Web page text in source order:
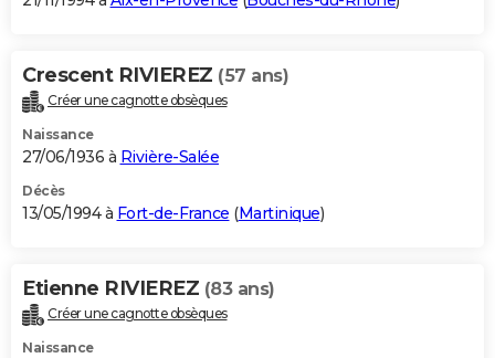
Crescent RIVIEREZ (57 ans)
Créer une cagnotte obsèques
Naissance
27/06/1936 à Rivière-Salée
Décès
13/05/1994 à Fort-de-France (Martinique)
Etienne RIVIEREZ (83 ans)
Créer une cagnotte obsèques
Naissance